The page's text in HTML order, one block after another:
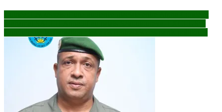
Navigation
de
l’article